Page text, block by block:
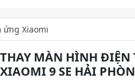
ứng Xiaomi
THAY MÀN HÌNH ĐIỆN
XIAOMI 9 SE HẢI